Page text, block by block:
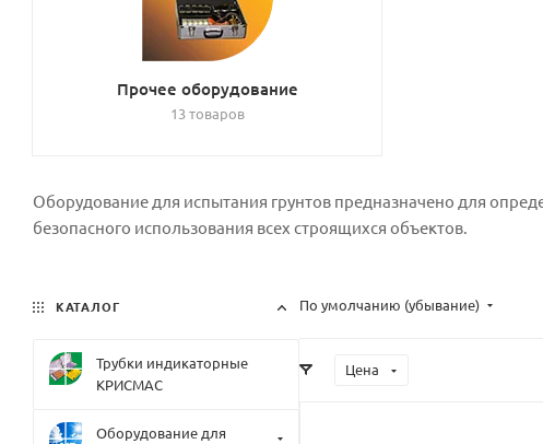
Прочее оборудование
13 товаров
Оборудование для испытания грунтов предназначено для
безопасного использования всех строящихся объектов.
По умолчанию (убывание)
Цена
КАТАЛОГ
Трубки индикаторные
КРИСМАС
Оборудование для